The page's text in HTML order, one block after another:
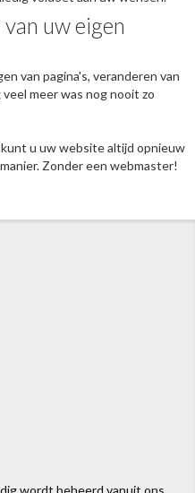
uw eigen
van pagina's, veranderen van
meer was nog nooit zo
u uw website altijd opnieuw
Zonder een webmaster!
wordt beheerd vanuit ons